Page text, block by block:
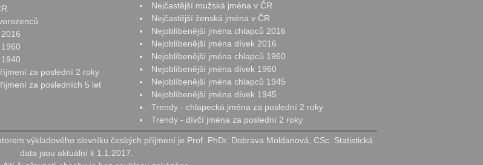
za poslední 2 roky
za posledních 5 let
Nejčastější mužská jména v ČR
Nejčastější ženská jména v ČR
Nejoblíbenější jména chlapců 2016
Nejoblíbenější jména dívek 2016
Nejoblíbenější jména chlapců 1960
Nejoblíbenější jména dívek 1960
Nejoblíbenější jména chlapců 1945
Nejoblíbenější jména dívek 1945
Trendy - chlapecká jména za poslední 2 roky
Trendy - dívčí jména za poslední 2 roky
výkladového slovníku českých příjmení je Prof. PhDr. Dobrava Moldanová, CSc. Statistická
data jsou aktuální k 1.1.2017.